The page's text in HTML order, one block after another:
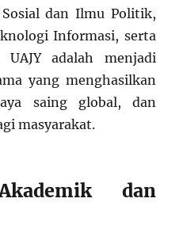
dan Ilmu Politik,
Informasi, serta
adalah menjadi
yang menghasilkan
saing global, dan
masyarakat.
dan